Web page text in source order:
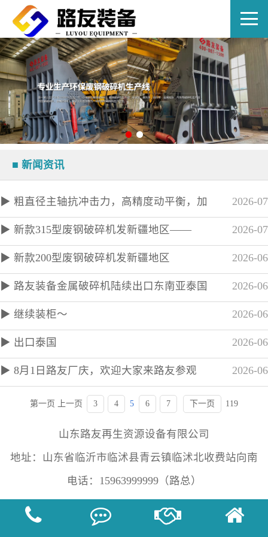
EN
■ 新闻资讯
▶ 粗直径主轴抗冲击力，高精度动平衡，加 2026-07
▶ 新款315型废钢破碎机发新疆地区—— 2026-07
▶ 新款200型废钢破碎机发新疆地区 2026-06
▶ 路友装备金属破碎机陆续出口东南亚泰国 2026-06
▶ 继续装柜～ 2026-06
▶ 出口泰国 2026-06
▶ 8月1日路友厂庆，欢迎大家来路友参观 2026-06
第一页 上一页 3 4 5 6 7 下一页 119
山东路友再生资源设备有限公司
地址：山东省临沂市临沭县青云镇临沭北收费站向南
电话：15963999999（路总）